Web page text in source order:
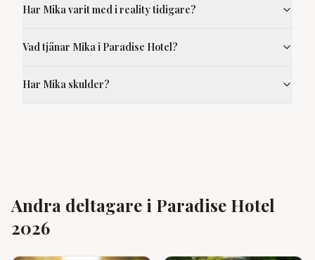
Har Mika varit med i reality tidigare?
Vad tjänar Mika i Paradise Hotel?
Har Mika skulder?
Andra deltagare i Paradise Hotel
2026